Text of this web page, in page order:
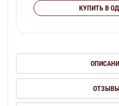
КУПИТЬ В
ОТЗЫВЫ